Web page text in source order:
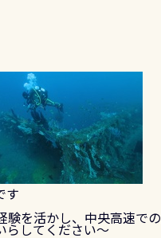
す
験を活かし、中央高速で
らしてください～